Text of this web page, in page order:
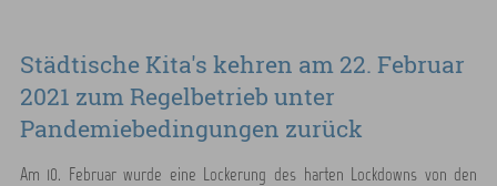
Städtische Kita's kehren am 22. Februar
2021 zum Regelbetrieb unter
Pandemiebedingungen zurück
Am 10. Februar wurde eine Lockerung des harten Lockdowns von den